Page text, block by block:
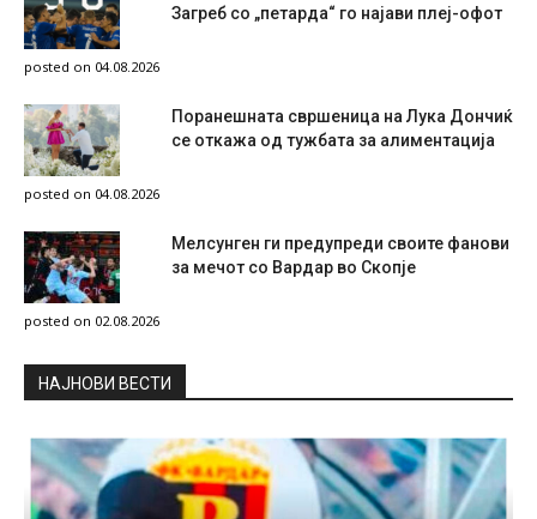
Загреб со „петарда“ го најави плеј-офот
posted on 04.08.2026
Поранешната свршеница на Лука Дончиќ
се откажа од тужбата за алиментација
posted on 04.08.2026
Мелсунген ги предупреди своите фанови
за мечот со Вардар во Скопје
posted on 02.08.2026
НAЈНОВИ ВЕСТИ